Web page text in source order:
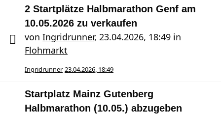
2 Startplätze Halbmarathon Genf am
10.05.2026 zu verkaufen
von Ingridrunner, 23.04.2026, 18:49 in
Flohmarkt
Ingridrunner 23.04.2026, 18:49
Startplatz Mainz Gutenberg
Halbmarathon (10.05.) abzugeben